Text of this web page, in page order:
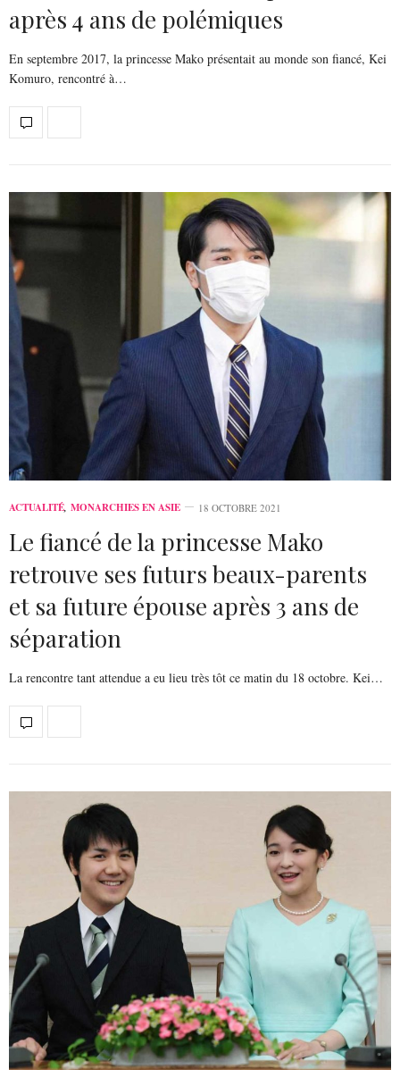
après 4 ans de polémiques
En septembre 2017, la princesse Mako présentait au monde son fiancé, Kei
Komuro, rencontré à…
ACTUALITÉ, MONARCHIES EN ASIE 18 OCTOBRE 2021
Le fiancé de la princesse Mako
retrouve ses futurs beaux-parents
et sa future épouse après 3 ans de
séparation
La rencontre tant attendue a eu lieu très tôt ce matin du 18 octobre. Kei…